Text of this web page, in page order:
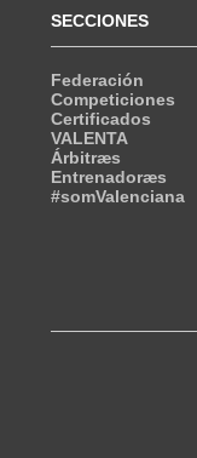
SECCIONES
Federación
Competiciones
Certificados
VALENTA
Árbitræs
Entrenadoræs
#somValenciana